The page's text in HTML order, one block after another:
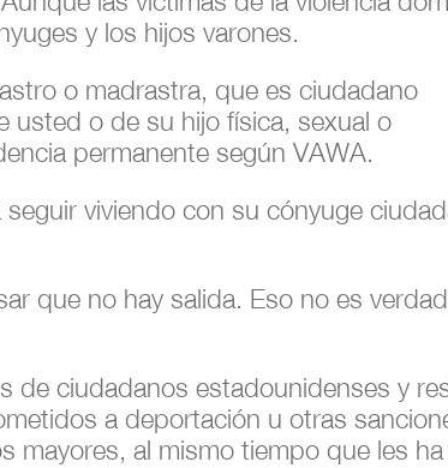
y los hijos varones.
o madrastra, que es ciudadano
usted o de su hijo física, sexual o
permanente según VAWA.
viviendo con su cónyuge
que no hay salida. Eso no es
de ciudadanos estadounidenses y
a deportación u otras
mayores, al mismo tiempo que les